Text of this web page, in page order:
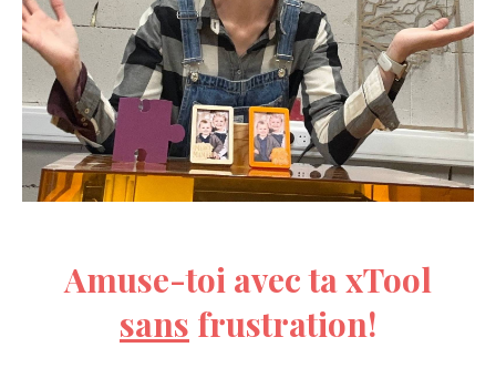
Amuse-toi avec ta xTool
sans frustration!